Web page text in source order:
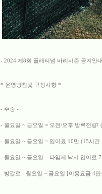
- 2024 제8회 플래티넘 바리시즌 공지안
* 운영방침및 규정사항 *
- 주중 -
- 월요일 ~ 금요일 = 오전/오후 방류전량
- 월요일 ~ 금요일 = 입어료 10만 (15시
- 월요일 ~ 금요일 = 타임제 낚시 입어료
- 방갈로 - 월요일 ~ 금요일 [이용요금 4